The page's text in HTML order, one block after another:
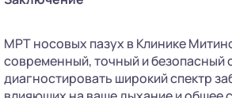
МРТ носовых пазух в Клинике
современный, точный и безопасный
диагностировать широкий спектр